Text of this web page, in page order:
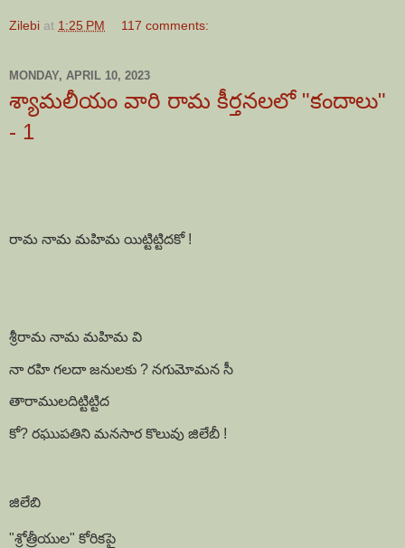
Zilebi at 1:25 PM 117 comments:
MONDAY, APRIL 10, 2023
శ్యామలీయం వారి రామ కీర్తనలలో "కందాలు"
- 1
రామ నామ మహిమ యిట్టిట్టిదకో !
శ్రీరామ నామ మహిమ వి
నా రహి గలదా జనులకు ? నగుమోమన సీ
తారాములదిట్టిట్టిద
కో? రఘుపతిని మనసార కొలువు జిలేబీ !
జిలేబి
"శ్రోత్రీయుల" కోరికపై